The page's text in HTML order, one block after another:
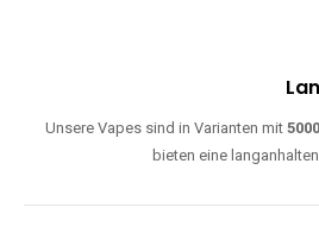
Unsere Vapes sind in Varianten mit
bieten eine